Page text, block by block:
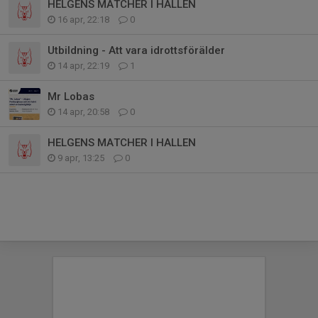
HELGENS MATCHER I HALLEN
16 apr, 22:18 0
Utbildning - Att vara idrottsförälder
14 apr, 22:19 1
Mr Lobas
14 apr, 20:58 0
HELGENS MATCHER I HALLEN
9 apr, 13:25 0